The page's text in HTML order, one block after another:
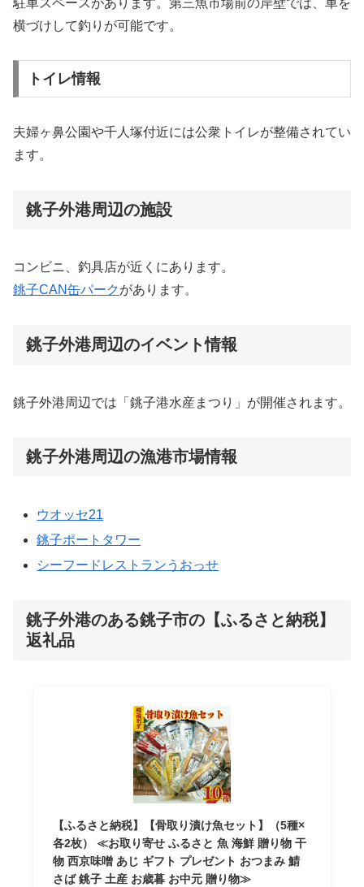
横づけして釣りが可能です。
トイレ情報
夫婦ヶ鼻公園や千人塚付近には公衆トイレが整備されてい
ます。
銚子外港周辺の施設
コンビニ、釣具店が近くにあります。
銚子CAN缶パークがあります。
銚子外港周辺のイベント情報
銚子外港周辺では「銚子港水産まつり」が開催されます。
銚子外港周辺の漁港市場情報
ウオッセ21
銚子ポートタワー
シーフードレストランうおっせ
銚子外港のある銚子市の【ふるさと納税】
返礼品
【ふるさと納税】【骨取り漬け魚セット】（5種×
各2枚） ≪お取り寄せ ふるさと 魚 海鮮 贈り物 干
物 西京味噌 あじ ギフト プレゼント おつまみ 鯖
さば 銚子 土産 お歳暮 お中元 贈り物≫